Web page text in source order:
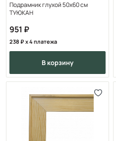
Подрамник глухой 50х60 см
ТУЮКАН
951
238 x 4 платежа
в корзину